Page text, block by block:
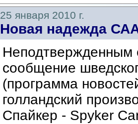
25 января 2010 г.
Новая надежда
Неподтвержденным
сообщение
(программа
голландский
Спайкер - Spyker